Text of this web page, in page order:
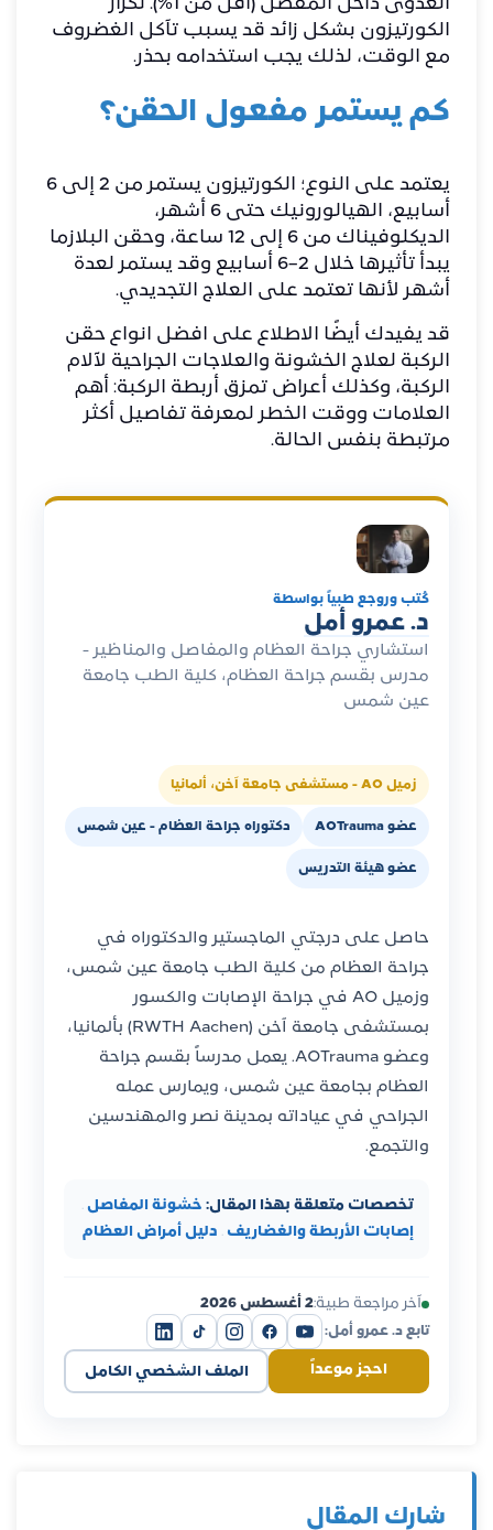
العدوى داخل المفصل (أقل من 1%). تكرار
الكورتيزون بشكل زائد قد يسبب تآكل الغضروف
مع الوقت، لذلك يجب استخدامه بحذر.
كم يستمر مفعول الحقن؟
يعتمد على النوع؛ الكورتيزون يستمر من 2 إلى 6
أسابيع، الهيالورونيك حتى 6 أشهر،
الديكلوفيناك من 6 إلى 12 ساعة، وحقن البلازما
يبدأ تأثيرها خلال 2–6 أسابيع وقد يستمر لعدة
أشهر لأنها تعتمد على العلاج التجديدي.
قد يفيدك أيضًا الاطلاع على
افضل انواع حقن
الركبة لعلاج الخشونة والعلاجات الجراحية لآلام
الركبة، وكذلك
أعراض تمزق أربطة الركبة: أهم
العلامات ووقت الخطر لمعرفة تفاصيل أكثر
مرتبطة بنفس الحالة.
كُتب وروجع طبياً بواسطة
د. عمرو أمل
استشاري جراحة العظام والمفاصل والمناظير -
مدرس بقسم جراحة العظام، كلية الطب جامعة
عين شمس
زميل AO - مستشفى جامعة آخن، ألمانيا
عضو AOTrauma دكتوراه جراحة العظام - عين شمس
عضو هيئة التدريس
حاصل على درجتي الماجستير والدكتوراه في
جراحة العظام من كلية الطب جامعة عين شمس،
وزميل AO في جراحة الإصابات والكسور
بمستشفى جامعة آخن (RWTH Aachen) بألمانيا،
وعضو AOTrauma. يعمل مدرساً بقسم جراحة
العظام بجامعة عين شمس، ويمارس عمله
الجراحي في عياداته بمدينة نصر والمهندسين
والتجمع.
تخصصات متعلقة بهذا المقال: خشونة المفاصل ·
إصابات الأربطة والغضاريف · دليل أمراض العظام
آخر مراجعة طبية:2 أغسطس 2026
تابع د. عمرو أمل:
احجز موعداً الملف الشخصي الكامل
شارك المقال